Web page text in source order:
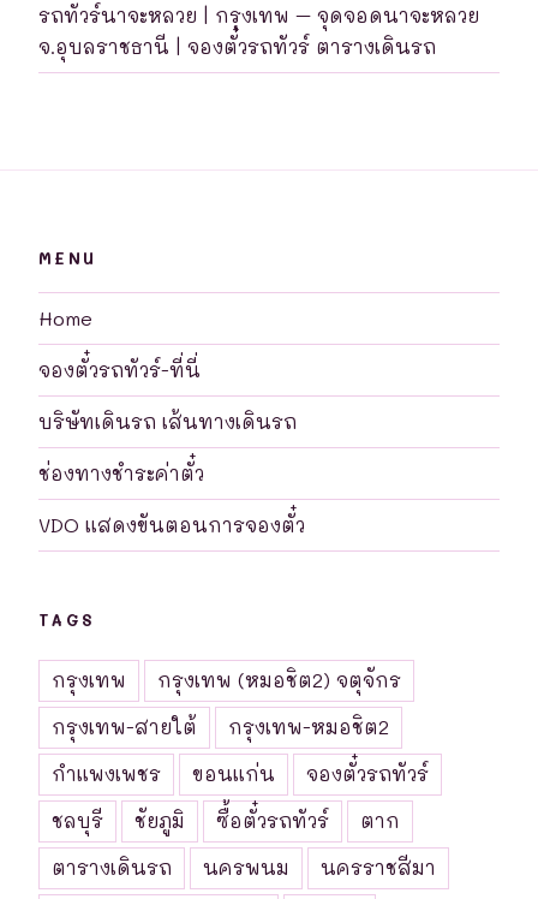
รถทัวร์นาจะหลวย | กรุงเทพ – จุดจอดนาจะหลวย
จ.อุบลราชธานี | จองตั๋วรถทัวร์ ตารางเดินรถ
MENU
Home
จองตั๋วรถทัวร์-ที่นี่
บริษัทเดินรถ เส้นทางเดินรถ
ช่องทางชำระค่าตั๋ว
VDO แสดงขันตอนการจองตั๋ว
TAGS
กรุงเทพ
กรุงเทพ (หมอชิต2) จตุจักร
กรุงเทพ-สายใต้
กรุงเทพ-หมอชิต2
กำแพงเพชร
ขอนแก่น
จองตั๋วรถทัวร์
ชลบุรี
ชัยภูมิ ซื้อตั๋วรถทัวร์
ตาก
ตารางเดินรถ
นครพนม
นครราชสีมา